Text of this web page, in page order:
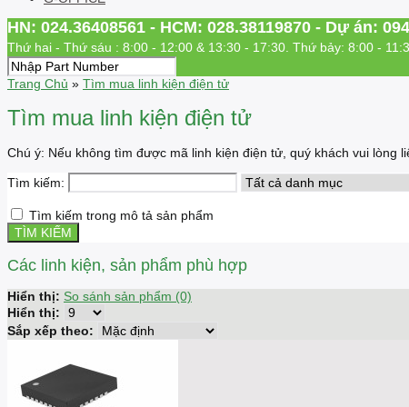
HN: 024.36408561 - HCM: 028.38119870 - Dự án:
Thứ hai - Thứ sáu : 8:00 - 12:00 & 13:30 - 17:30. Thứ bảy: 8:00 -
Trang Chủ » Tìm mua linh kiện điện tử
Tìm mua linh kiện điện tử
Chú ý: Nếu không tìm được mã linh kiện điện tử, quý khách vui
Tìm kiếm:
Tìm kiếm trong mô tả sản phẩm
Các linh kiện, sản phẩm phù hợp
Hiển thị: So sánh sản phẩm (0)
Hiển thị:
Sắp xếp theo: